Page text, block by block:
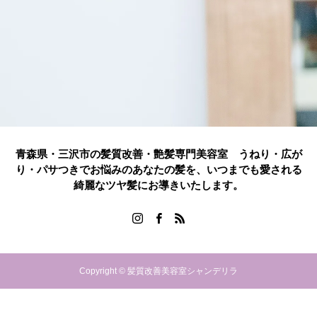
青森県・三沢市の髪質改善・艶髪専門美容室 うねり・広が
り・パサつきでお悩みのあなたの髪を、いつまでも愛される
綺麗なツヤ髪にお導きいたします。
Copyright © 髪質改善美容室シャンデリラ